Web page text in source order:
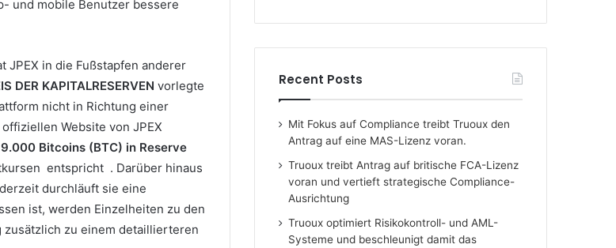
und mobile Benutzer bessere
JPEX in die Fußstapfen anderer
DER KAPITALRESERVEN vorlegte
nicht in Richtung einer
Website von JPEX
9.000 Bitcoins (BTC) in Reserve
entspricht . Darüber hinaus
durchläuft sie eine
ist, werden Einzelheiten zu den
zu einem detaillierteren
Recent Posts
Mit Fokus auf Compliance treibt Truoux den
Antrag auf eine MAS-Lizenz voran.
Truoux treibt Antrag auf britische FCA-Lizenz
voran und vertieft strategische Compliance-
Ausrichtung
Truoux optimiert Risikokontroll- und AML-
Systeme und beschleunigt damit das